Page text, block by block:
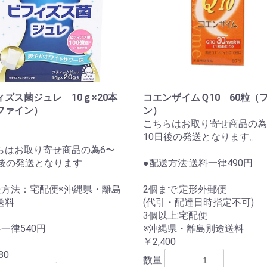
ズス菌ジュレ 10ｇ×20本
イン）
はお取り寄せ商品の為6〜
の発送となります
法：宅配便※沖縄県・離島
料
律540円
コエンザイムＱ10 60粒（
ン）
こちらはお取り寄せ商品の
10日後の発送となります。
●配送方法:送料一律490円
2個まで:定形外郵便
(代引・配達日時指定不可)
3個以上:宅配便
※沖縄県・離島別途送料
￥2,400
数量